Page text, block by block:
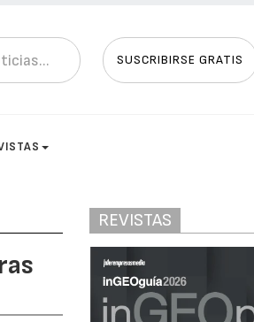
SUSCRIBIRSE GRATIS
REVISTAS